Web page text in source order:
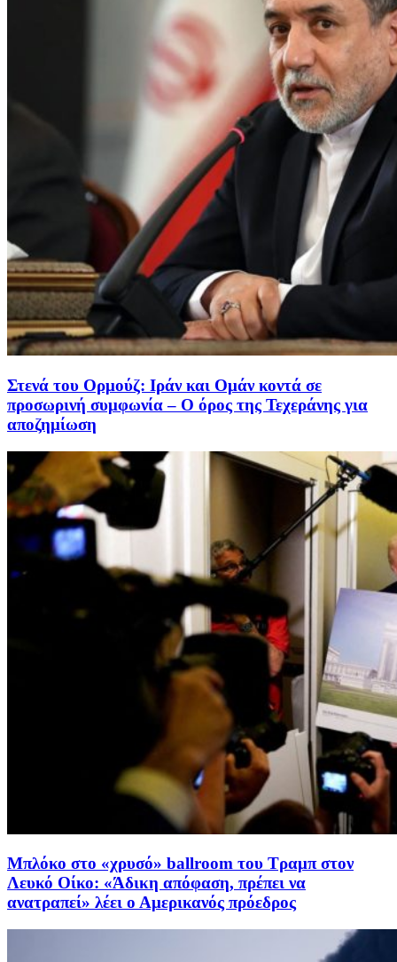
Στενά του Ορμούζ: Ιράν και Ομάν κοντά σε
προσωρινή συμφωνία – Ο όρος της Τεχεράνης για
αποζημίωση
Μπλόκο στο «χρυσό» ballroom του Τραμπ στον
Λευκό Οίκο: «Άδικη απόφαση, πρέπει να
ανατραπεί» λέει ο Αμερικανός πρόεδρος